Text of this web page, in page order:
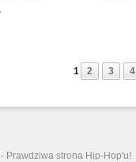
1 2 3 4
- Prawdziwa strona Hip-Hop'u!